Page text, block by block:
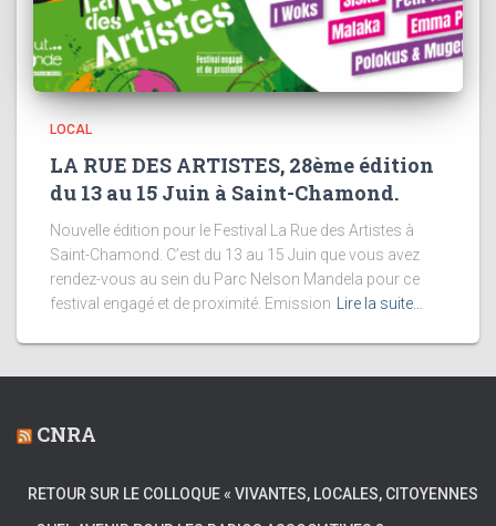
LOCAL
LA RUE DES ARTISTES, 28ème édition
du 13 au 15 Juin à Saint-Chamond.
Nouvelle édition pour le Festival La Rue des Artistes à
Saint-Chamond. C’est du 13 au 15 Juin que vous avez
rendez-vous au sein du Parc Nelson Mandela pour ce
festival engagé et de proximité. Emission
Lire la suite…
CNRA
RETOUR SUR LE COLLOQUE « VIVANTES, LOCALES, CITOYENNES